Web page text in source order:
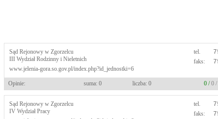
Sąd Rejonowy w Zgorzelcu
III Wydział Rodzinny i Nieletnich
www.jelenia-gora.so.gov.pl/index.php?id_jednostki=6
tel.
faks:
Opinie: suma: 0 liczba: 0 0 /0 /
Sąd Rejonowy w Zgorzelcu
IV Wydział Pracy
tel.
faks: